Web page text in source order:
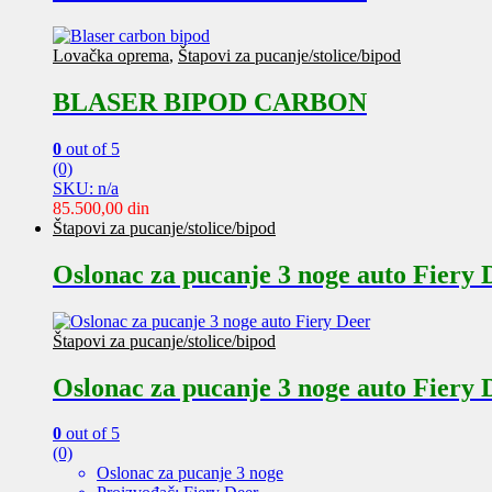
Lovačka oprema, Štapovi za pucanje/stolice/bipod
BLASER BIPOD CARBON
0 out of 5
(0)
SKU: n/a
85.500,00 din
Štapovi za pucanje/stolice/bipod
Oslonac za pucanje 3 noge auto Fiery
Štapovi za pucanje/stolice/bipod
Oslonac za pucanje 3 noge auto Fiery
0 out of 5
(0)
Oslonac za pucanje 3 noge